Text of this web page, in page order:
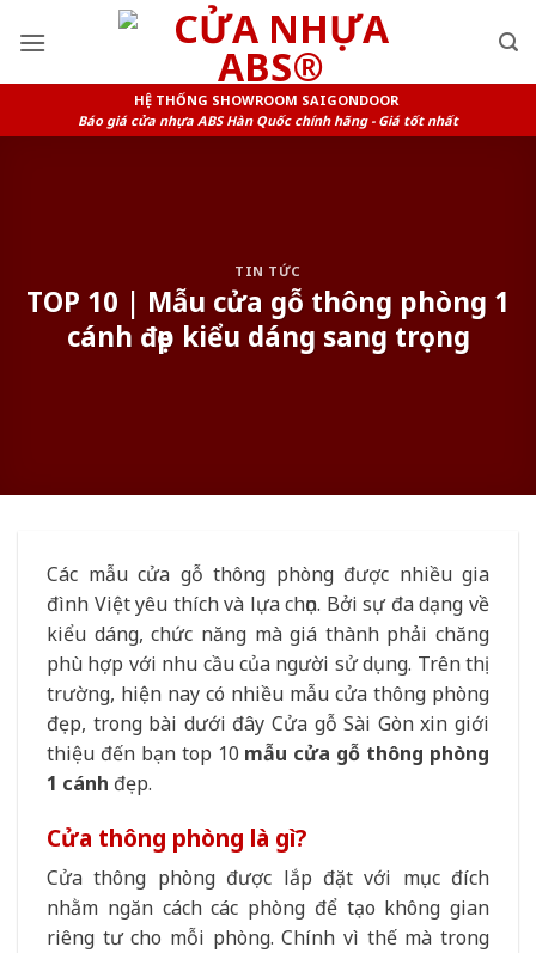
HỆ THỐNG SHOWROOM SAIGONDOOR
Báo giá cửa nhựa ABS Hàn Quốc chính hãng - Giá tốt nhất
TIN TỨC
TOP 10 | Mẫu cửa gỗ thông phòng 1
cánh đẹp kiểu dáng sang trọng
Các mẫu cửa gỗ thông phòng được nhiều gia
đình Việt yêu thích và lựa chọn. Bởi sự đa dạng về
kiểu dáng, chức năng mà giá thành phải chăng
phù hợp với nhu cầu của người sử dụng. Trên thị
trường, hiện nay có nhiều mẫu cửa thông phòng
đẹp, trong bài dưới đây Cửa gỗ Sài Gòn xin giới
thiệu đến bạn top 10 mẫu cửa gỗ thông phòng
1 cánh đẹp.
Cửa thông phòng là gì?
Cửa thông phòng được lắp đặt với mục đích
nhằm ngăn cách các phòng để tạo không gian
riêng tư cho mỗi phòng. Chính vì thế mà trong